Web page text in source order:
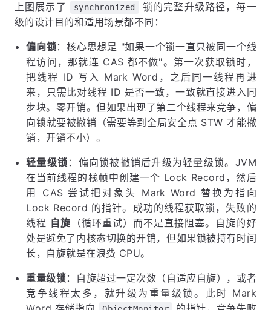
上图展示了 synchronized
锁的完整升级路径，每一
级的设计目的和适用场景都不同：
偏向锁 ：核心思想是 "如果一个锁一直只被同一个线
程访问，那就连 CAS 都不做"。第一次获取锁时，
把线程 ID 写入 Mark Word，之后同一线程再进
来，只需比对线程 ID 是否一致，一致就直接进入同
步块。零开销。但如果出现了第二个线程来竞争，偏
向锁就要被撤销（需要等到全局安全点 STW 才能撤
销，开销不小）。
轻量级锁 ：偏向锁被撤销后升级为轻量级锁。JVM
在当前线程的栈帧中创建一个 Lock Record，然后
用 CAS 尝试把对象头 Mark Word 替换为指向
Lock Record 的指针。成功的线程获取锁，失败的
线程 自旋 （循环重试）而不是直接阻塞。自旋的好
处是避免了内核态切换的开销，但如果锁被持有时间
长，自旋就是在浪费 CPU。
重量级锁 ：自旋超过一定次数（自适应自旋），或者
竞争线程太多，就升级为重量级锁。此时 Mark